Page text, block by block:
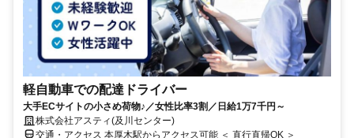
軽自動車での配達ドライバー
大手ECサイトの小さめ荷物♪／女性比率3割／日給1万7千円～
株式会社アスティ(及川センター)
交通・アクセス 本厚木駅からアクセス可能 ＜ 直行直帰OK ＞